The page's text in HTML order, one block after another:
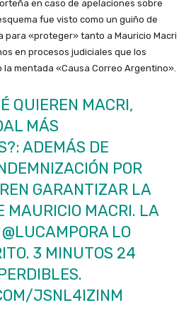
en caso de apelaciones sobre
fue visto como un guiño de
para «proteger» tanto a Mauricio Macri
en procesos judiciales que los
mentada «Causa Correo Argentino».
QUIEREN MACRI,
MÁS
ADEMÁS DE
POR
GARANTIZAR LA
MAURICIO MACRI. LA
@LUCAMPORALO
3 MINUTOS 24
JSNL4IZINM